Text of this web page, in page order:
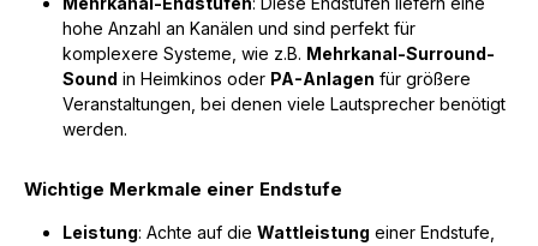
hohe Anzahl an Kanälen und sind perfekt für
komplexere Systeme, wie z.B. Mehrkanal-Surround-
Sound in Heimkinos oder PA-Anlagen für größere
Veranstaltungen, bei denen viele Lautsprecher benötigt
werden.
Wichtige Merkmale einer Endstufe
Leistung: Achte auf die Wattleistung einer Endstufe,